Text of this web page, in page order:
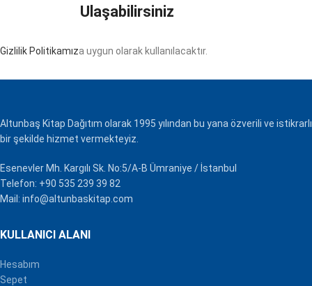
Ulaşabilirsiniz
Gizlilik Politikamıza uygun olarak kullanılacaktır.
Altunbaş Kitap Dağıtım olarak 1995 yılından bu yana özverili ve istikrarlı
bir şekilde hizmet vermekteyiz.
Esenevler Mh. Kargılı Sk. No:5/A-B Ümraniye / İstanbul
Telefon: +90 535 239 39 82
Mail: info@altunbaskitap.com
KULLANICI ALANI
Hesabım
Sepet